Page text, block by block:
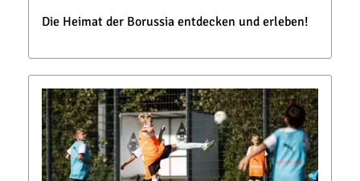
Die Heimat der Borussia entdecken und erleben!